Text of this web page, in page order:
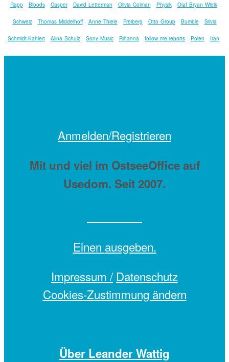
Rapp Bloods Casper David Letterman Olivia Colman Physik Olaf Bryan Wielk
Schweiz Thomas Middelhoff Anne Thiele Freiberg Otto Group Bumble Silvia
Schmidt-Kahlert Alina Schulz Sony Music Rihanna follow me.reports Polen Iran
Anmelden/Registrieren
Mit und viel im OstseeOffice auf
Usedom. Seit 2007.
Einen ausgeben.
Impressum / Datenschutz
Cookies-Zustimmung ändern
Über Leander Wattig